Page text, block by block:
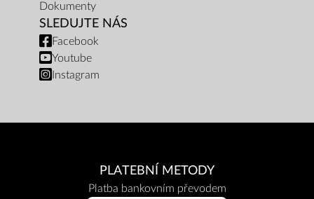
Dokumenty
SLEDUJTE NÁS
Facebook
Youtube
Instagram
PLATEBNÍ METODY
Platba bankovním převodem